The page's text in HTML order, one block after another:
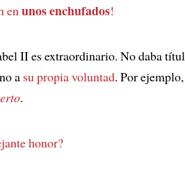
en unos enchufados!
II es extraordinario. No daba
a su propia voluntad. Por
.
honor?